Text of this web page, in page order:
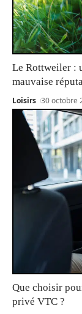
Le Rottweiler :
mauvaise
Loisirs 30 octobre
Que choisir
privé VTC ?